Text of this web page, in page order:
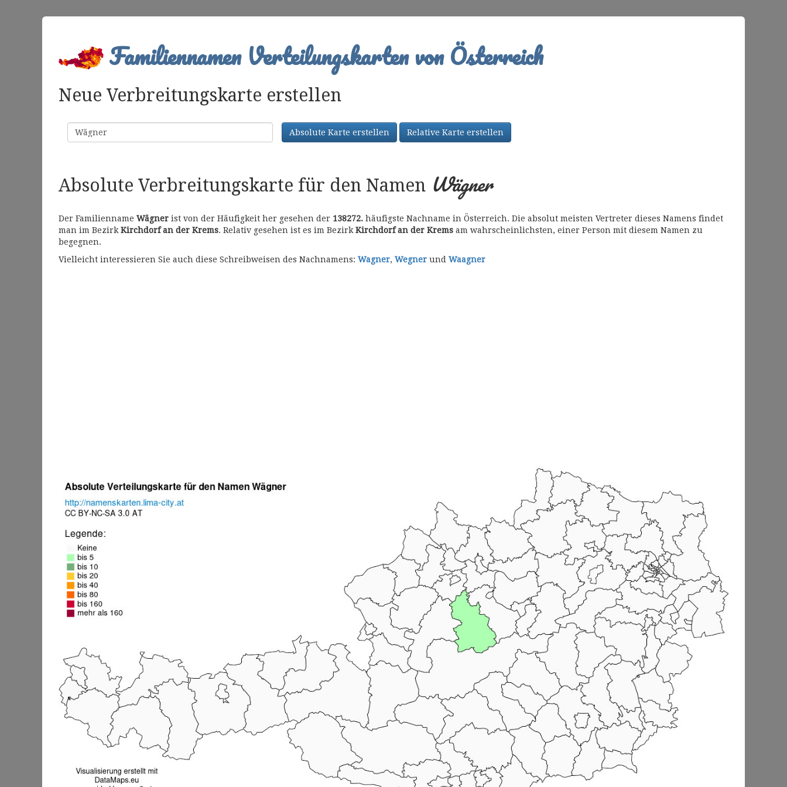
Familiennamen Verteilungskarten von Österreich
Neue Verbreitungskarte erstellen
Familienname Absolute Karte erstellen Relative Karte erstellen
Absolute Verbreitungskarte für den Namen Wägner
Der Familienname Wägner ist von der Häufigkeit her gesehen der 138272. häufigste Nachname in Österreich. Die absolut meisten Vertreter dieses Namens findet
man im BezirkKirchdorf an der Krems. Relativ gesehen ist es im BezirkKirchdorf an der Krems am wahrscheinlichsten, einer Person mit diesem Namen zu
begegnen.
Vielleicht interessieren Sie auch diese Schreibweisen des Nachnamens: Wagner, Wegner und Waagner